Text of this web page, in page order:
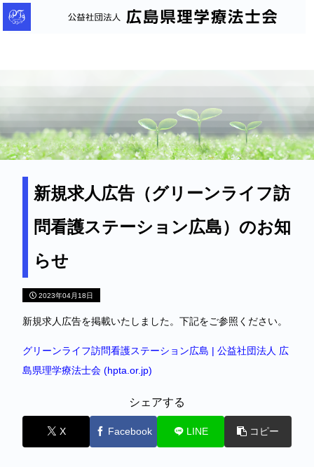
公
益
島
新規求人広告（グリーンライフ訪
問看護ステーション広島）のお知
らせ
2023年04月18日
新規求人広告を掲載いたしました。下記をご参照ください。
グリーンライフ訪問看護ステーション広島 | 公益社団法人 広
島県理学療法士会 (hpta.or.jp)
シェアする
X Facebook LINE コピー